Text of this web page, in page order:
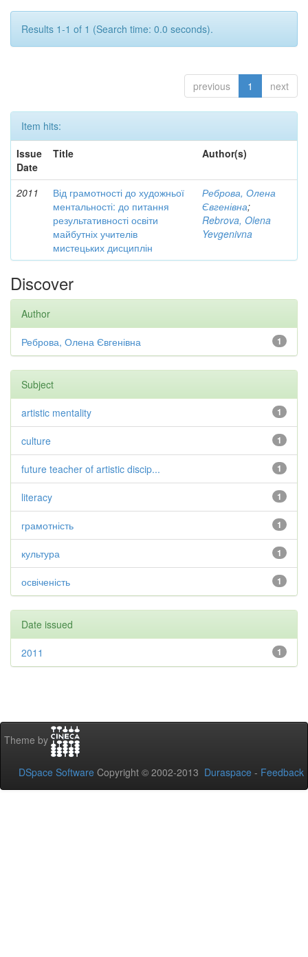
Results 1-1 of 1 (Search time: 0.0 seconds).
previous 1 next
Item hits:
Issue
Date
Title Author(s)
2011
Від грамотності до художньої
ментальності: до питання
результативності освіти
майбутніх учителів
мистецьких дисциплін
Реброва, Олена
Євгенівна;
Rebrova, Olena
Yevgenivna
Discover
Author
1
Реброва, Олена Євгенівна
Subject
1
artistic mentality
1
culture
1
future teacher of artistic discip...
1
literacy
1
грамотність
1
культура
1
освіченість
Date issued
1
2011
Theme by
DSpace Software Copyright © 2002-2013 Duraspace - Feedback